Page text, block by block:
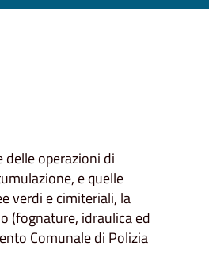
delle operazioni di
e quelle
verdi e cimiteriali, la
(fognature, idraulica ed
Comunale di Polizia